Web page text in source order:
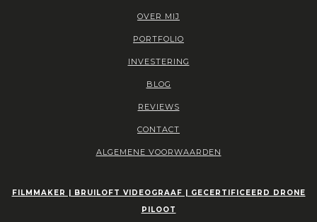
OVER MIJ
PORTFOLIO
INVESTERING
BLOG
REVIEWS
CONTACT
ALGEMENE VOORWAARDEN
FILMMAKER | BRUILOFT VIDEOGRAAF | GECERTIFICEERD DRONE
PILOOT